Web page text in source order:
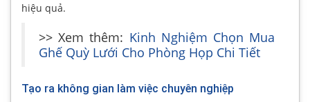
hiệu quả.
>> Xem thêm: Kinh Nghiệm Chọn Mua
Ghế Quỳ Lưới Cho Phòng Họp Chi Tiết
Tạo ra không gian làm việc chuyên nghiệp